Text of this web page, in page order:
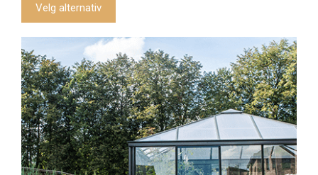
452,00
Velg alternativ
produktet
har
flere
varianter.
Alternativene
kan
velges
på